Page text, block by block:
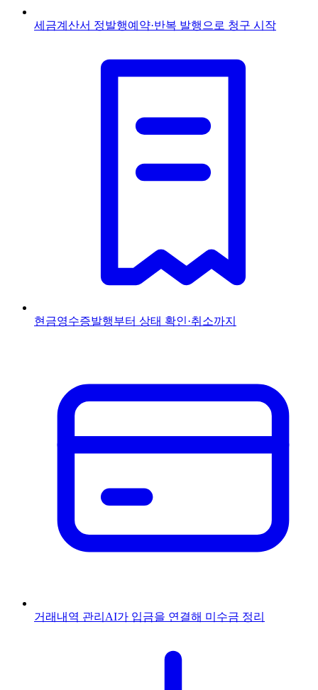
세금계산서 정발행예약·반복 발행으로 청구 시작
현금영수증발행부터 상태 확인·취소까지
거래내역 관리 AI가 입금을 연결해 미수금 정리